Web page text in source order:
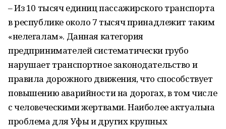
– Из 10 тысяч единиц пассажирского транспорта
в республике около 7 тысяч принадлежит таким
«нелегалам». Данная категория
предпринимателей систематически грубо
нарушает транспортное законодательство и
правила дорожного движения, что способствует
повышению аварийности на дорогах, в том числе
с человеческими жертвами. Наиболее актуальна
проблема для Уфы и других крупных